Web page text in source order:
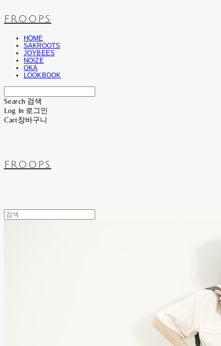
FROOPS
HOME
SAKROOTS
JOYBEES
NOIZE
OKA
LOOKBOOK
Search 검색
Log In 로그인
Cart장바구니
FROOPS